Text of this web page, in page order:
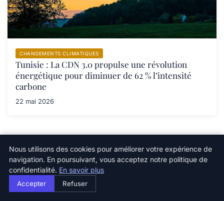
CHANGEMENTS CLIMATIQUES
Tunisie : La CDN 3.0 propulse une révolution
énergétique pour diminuer de 62 % l’intensité
carbone
22 mai 2026
Newsletter
Inscrivez-vous pour recevoir nos derniers articles
Nous utilisons des cookies pour améliorer votre expérience de
navigation. En poursuivant, vous acceptez notre politique de
confidentialité. En savoir plus
Accepter Refuser